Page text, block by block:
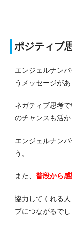
ポジティブ
エンジェルナン
うメッセージがあ
ネガティブ思考
のチャンスも活か
エンジェルナン
う。
また、 普段から
協力してくれる
プにつながるでし